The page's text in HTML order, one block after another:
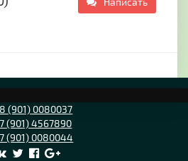
(901) 0080037
(901) 4567890
(901) 0080044